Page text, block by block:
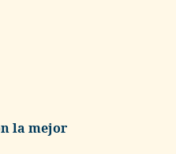
la mejor